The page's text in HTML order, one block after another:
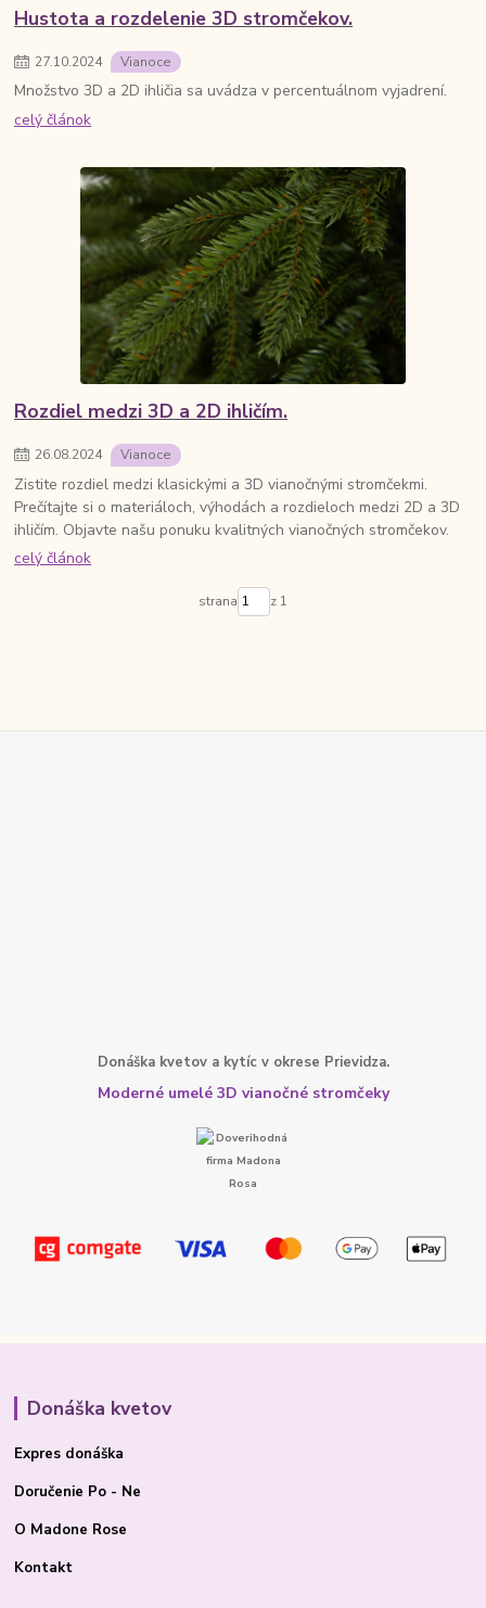
Hustota a rozdelenie 3D stromčekov.
27.10.2024 Vianoce
Množstvo 3D a 2D ihličia sa uvádza v percentuálnom vyjadrení.
celý článok
Rozdiel medzi 3D a 2D ihličím.
26.08.2024 Vianoce
Zistite rozdiel medzi klasickými a 3D vianočnými stromčekmi.
Prečítajte si o materiáloch, výhodách a rozdieloch medzi 2D a 3D
ihličím. Objavte našu ponuku kvalitných vianočných stromčekov.
celý článok
strana z 1
Donáška kvetov a kytíc v okrese Prievidza.
Moderné umelé 3D vianočné stromčeky
Donáška kvetov
Expres donáška
Doručenie Po - Ne
O Madone Rose
Kontakt